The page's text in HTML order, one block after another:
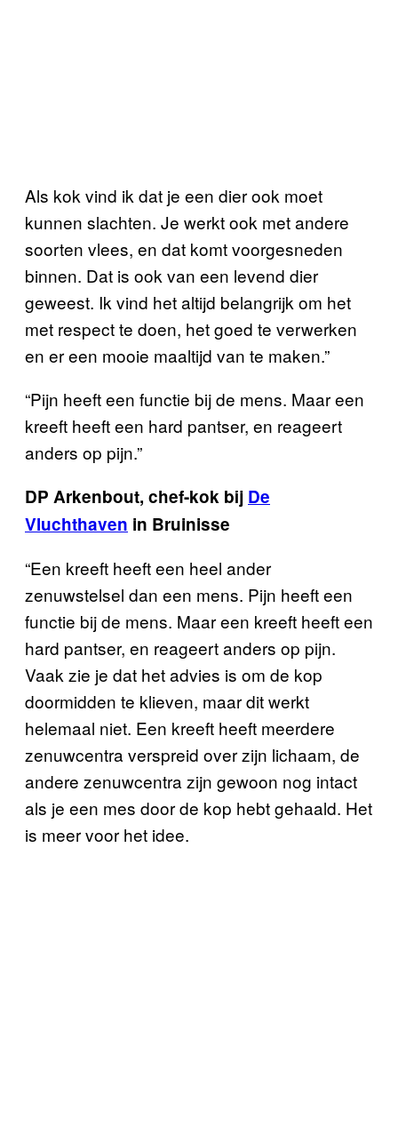
Als kok vind ik dat je een dier ook moet
kunnen slachten. Je werkt ook met andere
soorten vlees, en dat komt voorgesneden
binnen. Dat is ook van een levend dier
geweest. Ik vind het altijd belangrijk om het
met respect te doen, het goed te verwerken
en er een mooie maaltijd van te maken.”
“Pijn heeft een functie bij de mens. Maar een
kreeft heeft een hard pantser, en reageert
anders op pijn.”
DP Arkenbout, chef-kok bij De
Vluchthaven in Bruinisse
“Een kreeft heeft een heel ander
zenuwstelsel dan een mens. Pijn heeft een
functie bij de mens. Maar een kreeft heeft een
hard pantser, en reageert anders op pijn.
Vaak zie je dat het advies is om de kop
doormidden te klieven, maar dit werkt
helemaal niet. Een kreeft heeft meerdere
zenuwcentra verspreid over zijn lichaam, de
andere zenuwcentra zijn gewoon nog intact
als je een mes door de kop hebt gehaald. Het
is meer voor het idee.